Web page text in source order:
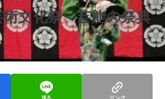
文化祭 芸能の祭典